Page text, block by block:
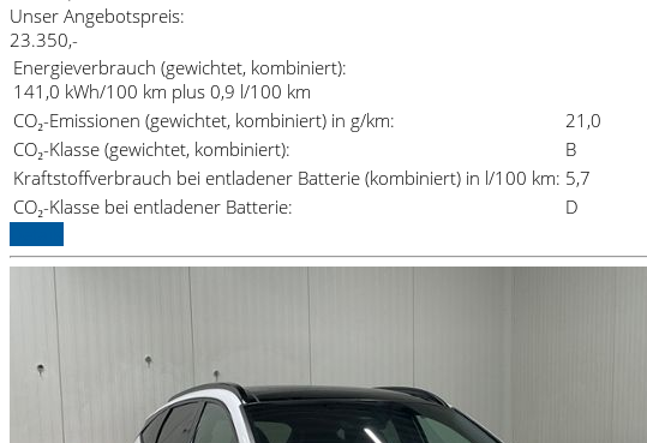
Unser Angebotspreis:
23.350,-
Energieverbrauch (gewichtet, kombiniert):
141,0 kWh/100 km plus 0,9 l/100 km
CO₂-Emissionen (gewichtet, kombiniert) in g/km:
21,0
CO₂-Klasse (gewichtet, kombiniert):
B
Kraftstoffverbrauch bei entladener Batterie (kombiniert) in l/100 km: 5,7
CO₂-Klasse bei entladener Batterie:
D